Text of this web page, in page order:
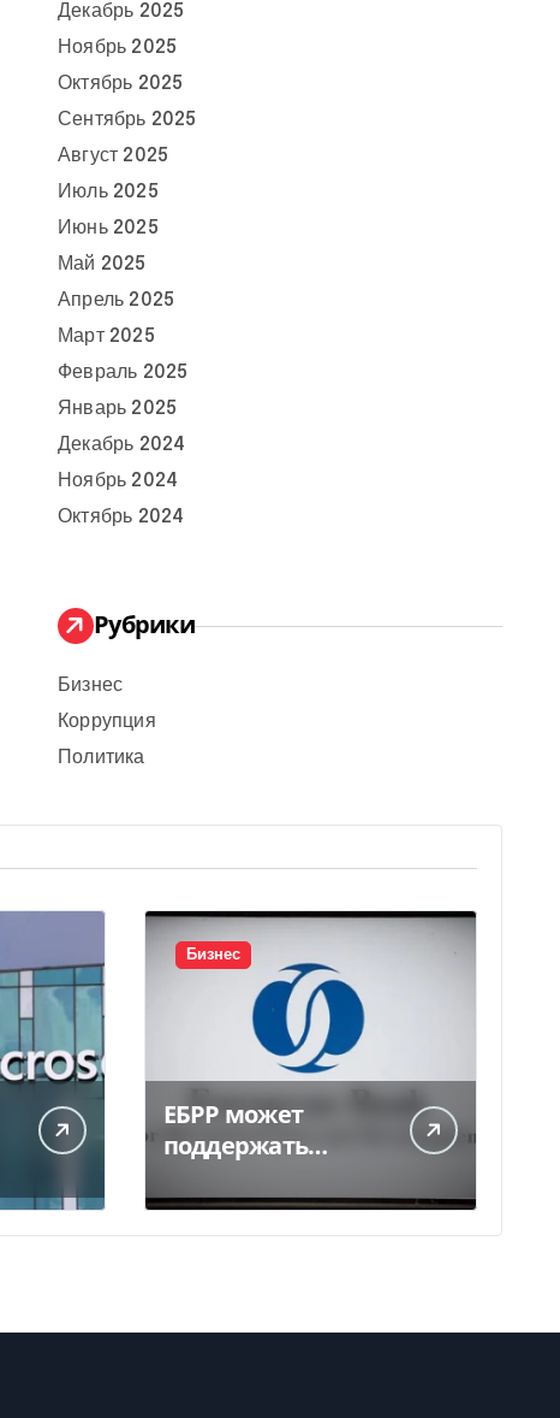
Декабрь 2025
Ноябрь 2025
Октябрь 2025
Сентябрь 2025
Август 2025
Июль 2025
Июнь 2025
Май 2025
Апрель 2025
Март 2025
Февраль 2025
Январь 2025
Декабрь 2024
Ноябрь 2024
Октябрь 2024
Рубрики
Бизнес
Коррупция
Политика
Бизнес
ЕБРР может
поддержать
украинского
бизнеса на 300 млн